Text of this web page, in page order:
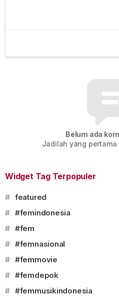
Belum ada
Jadilah yang
Widget Tag Terpopuler
# featured
# #femindonesia
# #fem
# #femnasional
# #femmovie
# #femdepok
# #femmusikindonesia